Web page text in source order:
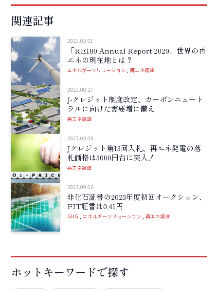
関連記事
2021.02.01
「RE100 Annual Report 2020」世界の再
エネの現在地とは？
エネルギーソリューション 再エネ調達
2021.08.27
J-クレジット制度改定、カーボンニュート
ラルに向けた需要増に備え
再エネ調達
2022.06.09
Jクレジット第13回入札、再エネ発電の落
札価格は3000円台に突入！
再エネ調達
2023.09.06
非化石証書の2023年度初回オークション、
FIT証書は0.41円
GHG エネルギーソリューション 再エネ調達
ホットキーワードで探す